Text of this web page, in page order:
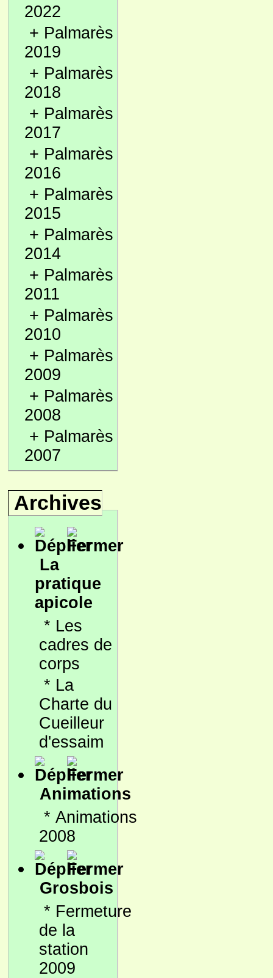
2022
+ Palmarès
2019
+ Palmarès
2018
+ Palmarès
2017
+ Palmarès
2016
+ Palmarès
2015
+ Palmarès
2014
+ Palmarès
2011
+ Palmarès
2010
+ Palmarès
2009
+ Palmarès
2008
+ Palmarès
2007
Archives
La
pratique
apicole
* Les
cadres de
corps
* La
Charte du
Cueilleur
d'essaim
Animations
* Animations
2008
Grosbois
* Fermeture
de la
station
2009